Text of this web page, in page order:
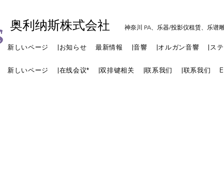
奥利纳斯株式会社 神奈川 PA、乐器/投影仪租赁、乐谱
新しいページ |お知らせ 最新情報 |音響 |オルガン音響 |ス
新しいページ |在线会议* |双排键相关 |联系我们 |联系我们